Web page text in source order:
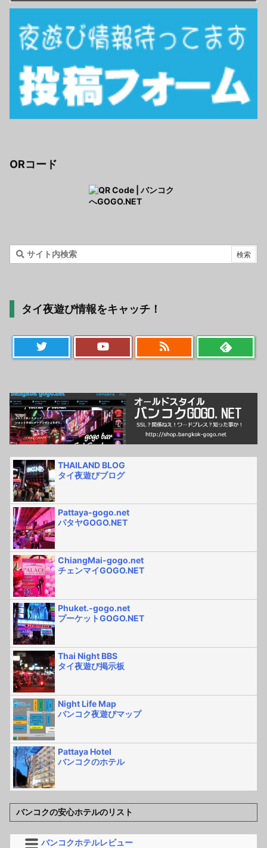
ORコード
タイ夜遊び情報をキャッチ！
THAILAND BLOG
タイ夜遊びブログ
Pattaya-gogo.net
パタヤGOGO.NET
ChiangMai-gogo.net
チェンマイGOGO.NET
Phuket.-gogo.net
プーケットGOGO.NET
Thai Night BBS
タイ夜遊び掲示板
Night Life Map
バンコク夜遊びマップ
Pattaya Hotel
バンコクのホテル
バンコクの安心ホテルのリスト
バンコクホテルレビュー